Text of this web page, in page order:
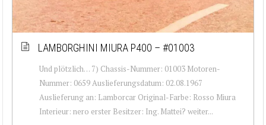
LAMBORGHINI MIURA P400 – #01003
Und plötzlich… 7) Chassis-Nummer: 01003 Motoren-
Nummer: 0659 Auslieferungsdatum: 02.08.1967
Auslieferung an: Lamborcar Original-Farbe: Rosso Miura
Interieur: nero erster Besitzer: Ing. Mattei? weiter...